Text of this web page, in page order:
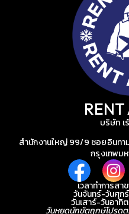
RENT
บริษัท เ
สำนักงานใหญ่ 99/9 ซอยอินทา
กรุงเทพม
เวลาทำการสา
วันจันทร์-วันศุ
วันเสาร์-วันอา
วันหยุดนักขัตฤกษ์โปรด